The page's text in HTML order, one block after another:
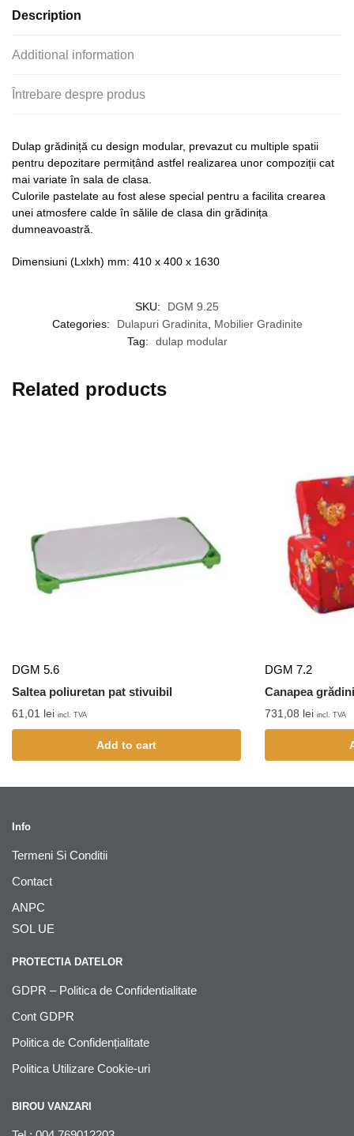
Description
Additional information
Întrebare despre produs
Dulap grădiniță cu design modular, prevazut cu multiple spatii
pentru depozitare permițând astfel realizarea unor compoziții cat
mai variate în sala de clasa.
Culorile pastelate au fost alese special pentru a facilita crearea
unei atmosfere calde în sălile de clasa din grădinița
dumneavoastră.
Dimensiuni (Lxlxh) mm: 410 x 400 x 1630
SKU:
DGM 9.25
Categories:
Dulapuri Gradinita
Mobilier Gradinite
Tag:
dulap modular
Related products
DGM 5.6
Saltea poliuretan pat stivuibil
61,01 lei incl. TVA
Add to cart
DGM 7.2
Canapea
731,08 lei incl. TVA
Info
Termeni Si Conditii
Contact
ANPC
SOL UE
PROTECTIA DATELOR
GDPR – Politica de Confidentialitate
Cont GDPR
Politica de Confidențialitate
Politica Utilizare Cookie-uri
BIROU VANZARI